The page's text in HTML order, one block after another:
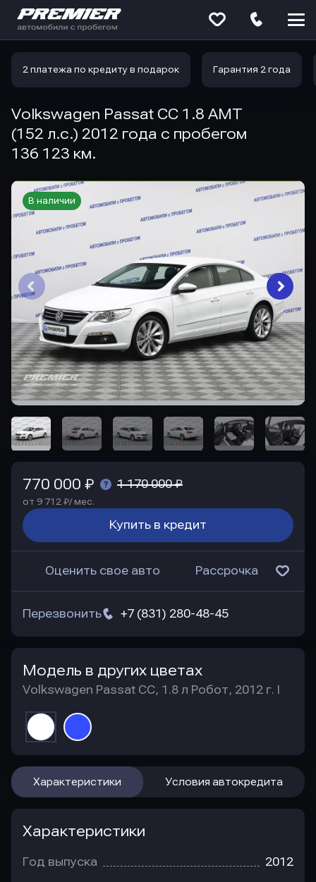
2 платежа по кредиту в подарок Гарантия 2 года
Volkswagen Passat CC 1.8 AMT
(152 л.с.) 2012 года с пробегом
136 123 км.
В наличии
770 000 ₽ 1 170 000 ₽
от 9 712 ₽/ мес.
Купить в кредит
Оценить свое авто Рассрочка
+7 (831) 280-48-45
Перезвонить
Модель в других цветах
Volkswagen Passat CC, 1.8 л Робот, 2012 г. I
Характеристики Условия автокредита
Характеристики
Год выпуска 2012